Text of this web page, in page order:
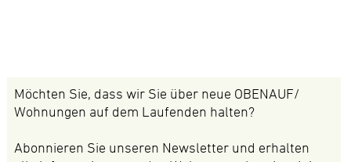
Möchten Sie, dass wir Sie über neue OBENAUF/
Wohnungen auf dem Laufenden halten?
Abonnieren Sie unseren Newsletter und erhalten